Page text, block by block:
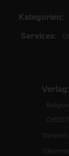
Kategorien:
Services:
Verlag: